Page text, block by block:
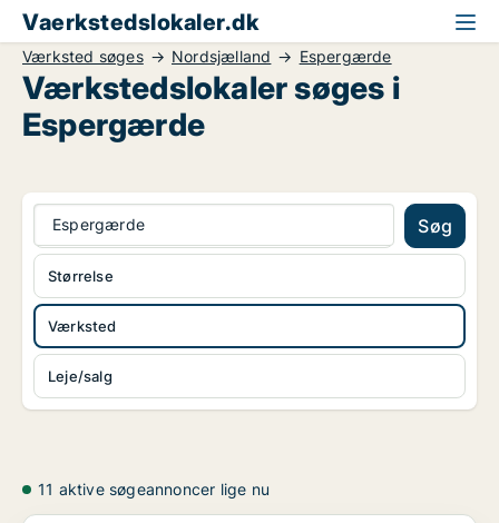
Vaerkstedslokaler.dk
Værksted søges Nordsjælland Espergærde
Værkstedslokaler søges i
Espergærde
Espergærde Søg
Værksted
Leje/salg
Størrelse
11 aktive søgeannoncer lige nu